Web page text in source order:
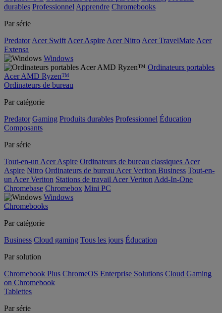
durables Professionnel Apprendre Chromebooks
Par série
Predator Acer Swift Acer Aspire Acer Nitro Acer TravelMate Acer
Extensa
Windows
Ordinateurs portables
Acer AMD Ryzen™
Ordinateurs de bureau
Par catégorie
Predator Gaming Produits durables Professionnel Éducation
Composants
Par série
Tout-en-un Acer Aspire Ordinateurs de bureau classiques Acer
Aspire Nitro Ordinateurs de bureau Acer Veriton Business Tout-en-
un Acer Veriton Stations de travail Acer Veriton Add-In-One
Chromebase Chromebox Mini PC
Windows
Chromebooks
Par catégorie
Business Cloud gaming Tous les jours Éducation
Par solution
Chromebook Plus ChromeOS Enterprise Solutions Cloud Gaming
on Chromebook
Tablettes
Par série